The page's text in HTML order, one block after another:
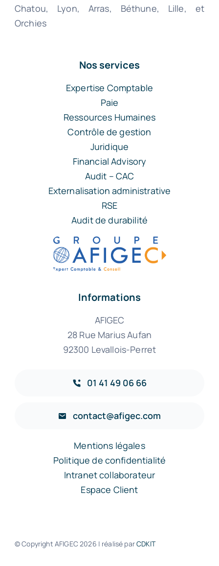
Chatou, Lyon, Arras, Béthune, Lille, et
Orchies
Nos services
Expertise Comptable
Paie
Ressources Humaines
Contrôle de gestion
Juridique
Financial Advisory
Audit – CAC
Externalisation administrative
RSE
Audit de durabilité
Informations
AFIGEC
28 Rue Marius Aufan
92300 Levallois-Perret
01 41 49 06 66
contact@afigec.com
Mentions légales
Politique de confidentialité
Intranet collaborateur
Espace Client
© Copyright AFIGEC2026 | réalisé parCDKIT